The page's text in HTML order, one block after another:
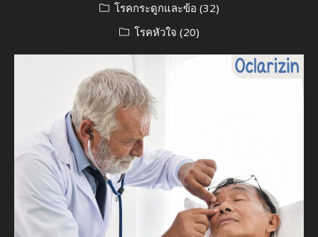
โรคกระดูกและข้อ (32)
โรคหัวใจ (20)